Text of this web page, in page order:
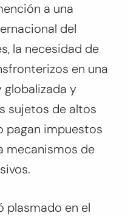
a una
del
la necesidad de
en una
y
sujetos de altos
pagan impuestos
mecanismos de
plasmado en el